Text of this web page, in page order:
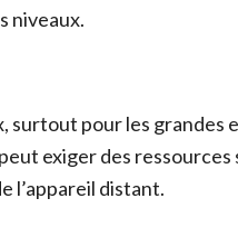
niveaux.
surtout pour les grandes
exiger des
l’appareil distant.